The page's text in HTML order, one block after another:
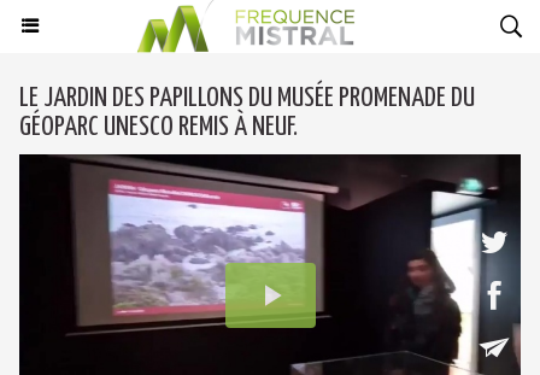
LE JARDIN DES PAPILLONS DU MUSÉE PROMENADE DU
GÉOPARC UNESCO REMIS À NEUF.